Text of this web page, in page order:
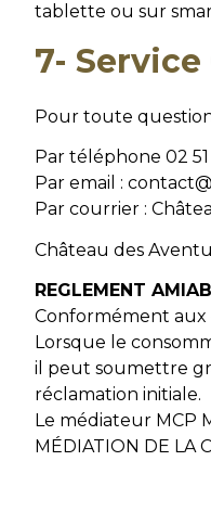
tablette ou sur
7-
Pour toute
Par téléphone 02
Par email :
Par courrier :
Château des
REGLEMENT
Conformément aux
Lorsque le
il peut soumettre
réclamation initiale.
Le médiateur MCP
MÉDIATION DE LA